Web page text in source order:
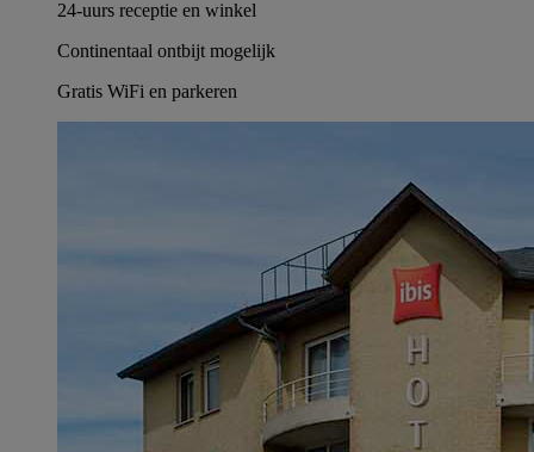
24-uurs receptie en winkel
Continentaal ontbijt mogelijk
Gratis WiFi en parkeren